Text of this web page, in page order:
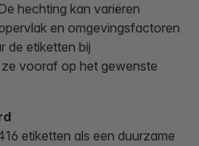
hechting kan variëren
en omgevingsfactoren
de etiketten bij
vooraf op het gewenste
etiketten als een duurzame